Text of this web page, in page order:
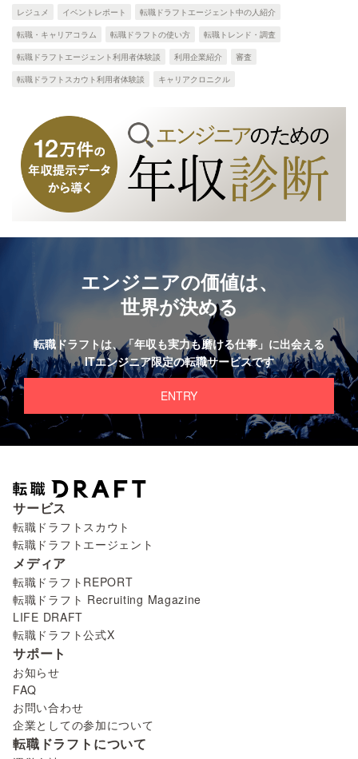
レジュメ
イベントレポート
転職ドラフトエージェント中の人紹介
転職・キャリアコラム
転職ドラフトの使い方
転職トレンド・調査
転職ドラフトエージェント利用者体験談
利用企業紹介
審査
転職ドラフトスカウト利用者体験談
キャリアクロニクル
エンジニアの価値は、
世界が決める
転職ドラフトは、「年収も実力も磨ける仕事」に出会える
ITエンジニア限定の転職サービスです
ENTRY
サービス
転職ドラフトスカウト
転職ドラフトエージェント
メディア
転職ドラフトREPORT
転職ドラフト Recruiting Magazine
LIFE DRAFT
転職ドラフト公式X
サポート
お知らせ
FAQ
お問い合わせ
企業としての参加について
転職ドラフトについて